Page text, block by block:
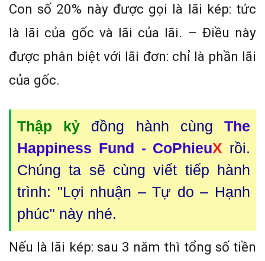
Con số 20% này được gọi là lãi kép: tức
là lãi của gốc và lãi của lãi. – Điều này
được phân biệt với lãi đơn: chỉ là phần lãi
của gốc.
Thập kỷ đồng hành cùngThe
Happiness Fund - CoPhieuX rồi.
Chúng ta sẽ cùng viết tiếp hành
trình: "Lợi nhuận – Tự do – Hạnh
phúc" này nhé.
Nếu là lãi kép: sau 3 năm thì tổng số tiền